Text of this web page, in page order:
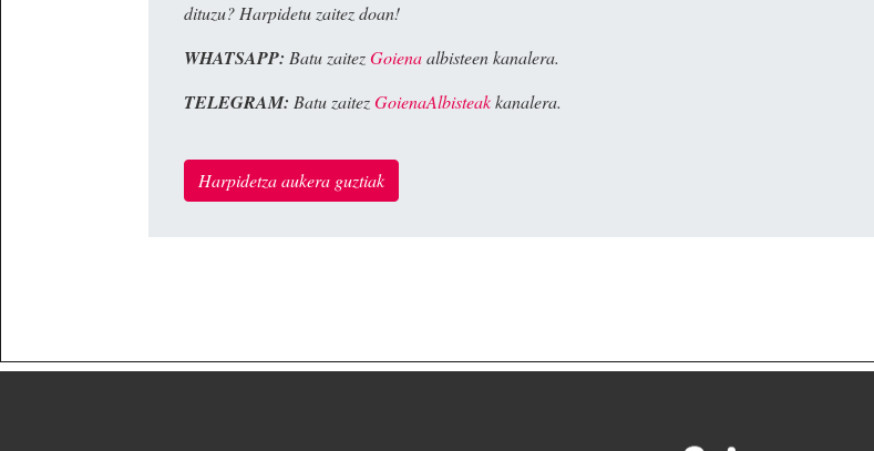
dituzu? Harpidetu zaitez doan!
WHATSAPP: Batu zaitezGoienaalbisteen kanalera.
TELEGRAM: Batu zaitezGoienaAlbisteakkanalera.
Harpidetza aukera guztiak